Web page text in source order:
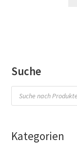
Suche
Products
search
Kategorien